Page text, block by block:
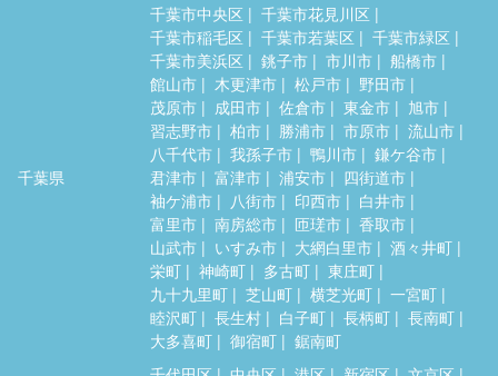
千葉県
千葉市中央区
千葉市花見川区
千葉市稲毛区
千葉市若葉区
千葉市緑区
千葉市美浜区
銚子市 市川市
船橋市
館山市
木更津市 松戸市
野田市
茂原市
成田市 佐倉市 東金市
旭市
習志野市
柏市 勝浦市 市原市
流山市
八千代市
我孫子市 鴨川市
鎌ケ谷市
君津市
富津市 浦安市
四街道市
袖ケ浦市
八街市 印西市
白井市
富里市
南房総市 匝瑳市
香取市
山武市
いすみ市 大網白里市
酒々井町
栄町
神崎町 多古町
東庄町
九十九里町
芝山町 横芝光町
一宮町
睦沢町
長生村 白子町 長柄町
長南町
大多喜町
御宿町
鋸南町